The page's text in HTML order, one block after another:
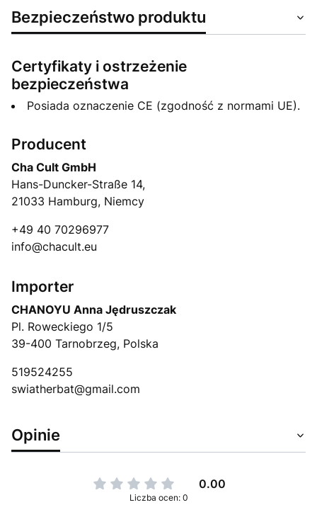
Bezpieczeństwo produktu
Certyfikaty i ostrzeżenie
bezpieczeństwa
Posiada oznaczenie CE (zgodność z normami UE).
Producent
Cha Cult GmbH
Hans-Duncker-Straße 14,
21033 Hamburg, Niemcy
+49 40 70296977
info@chacult.eu
Importer
CHANOYU Anna Jędruszczak
Pl. Roweckiego 1/5
39-400 Tarnobrzeg, Polska
519524255
swiatherbat@gmail.com
Opinie
0.00
Liczba ocen: 0